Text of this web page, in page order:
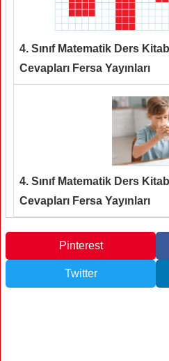
4. Sınıf Matematik Ders
Cevapları Fersa Yayınları
4. Sınıf Matematik Ders
Cevapları Fersa Yayınları
Pinterest
Twitter